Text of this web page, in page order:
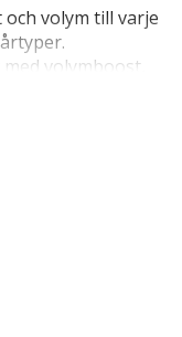
volym till varje
volymboost,
och
och fantastiskt.
fylligheten i
uttorkning.
fördela skum i